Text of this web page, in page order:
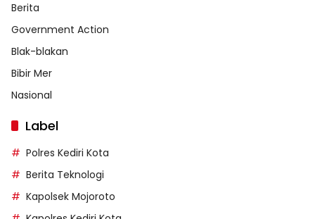
Berita
Government Action
Blak-blakan
Bibir Mer
Nasional
Label
Polres Kediri Kota
Berita Teknologi
Kapolsek Mojoroto